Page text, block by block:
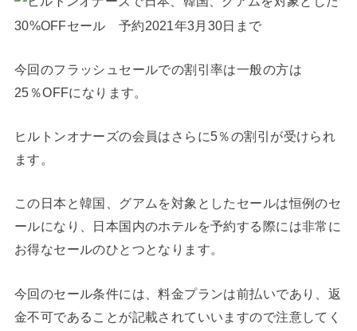
今回のフラッシュセールでの割引率は一般の方は
25％OFFになります。
ヒルトンオナーズの会員はさらに5％の割引が受けられ
ます。
この日本と韓国、グアムを対象としたセールは恒例のセ
ールになり、日本国内のホテルを予約する際には非常に
お得なセールのひとつとなります。
今回のセール条件には、料金プランは前払いであり、返
金不可であることが記載されていいますので注意してく